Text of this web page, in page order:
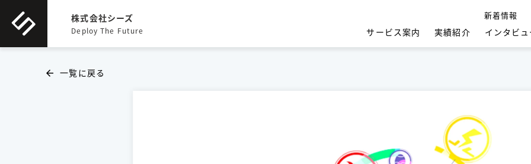
株式会社シーズ
Deploy The Future
新着情報
サービス案内
実績紹介 インタビ
arrow_back 一覧に戻る